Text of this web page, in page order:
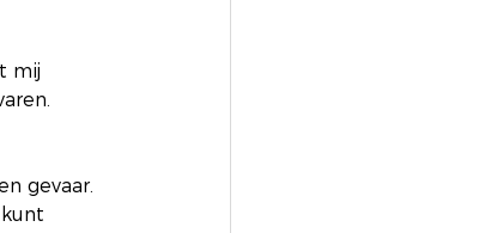
mij
gevaar.